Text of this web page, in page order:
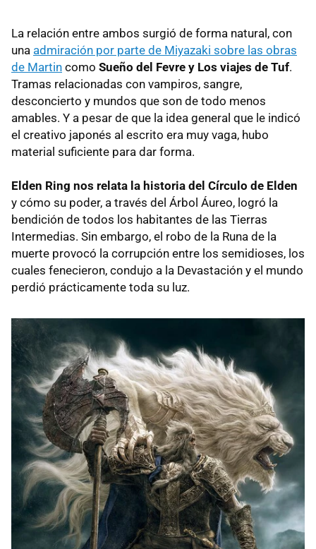
La relación entre ambos surgió de forma natural, con
una admiración por parte de Miyazaki sobre las obras
de Martin como Sueño del Fevre y Los viajes de Tuf.
Tramas relacionadas con vampiros, sangre,
desconcierto y mundos que son de todo menos
amables. Y a pesar de que la idea general que le indicó
el creativo japonés al escrito era muy vaga, hubo
material suficiente para dar forma.
Elden Ring nos relata la historia del Círculo de Elden
y cómo su poder, a través del Árbol Áureo, logró la
bendición de todos los habitantes de las Tierras
Intermedias. Sin embargo, el robo de la Runa de la
muerte provocó la corrupción entre los semidioses, los
cuales fenecieron, condujo a la Devastación y el mundo
perdió prácticamente toda su luz.